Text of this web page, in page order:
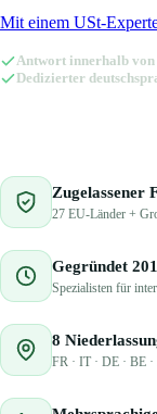
🇬🇧
🇨🇿
Mit einem USt-
Antwort innerhalb von
Dedizierter
Zugelassener
27 EU-Länder +
Gegründet
Spezialisten für
8
FR · IT · DE · BE